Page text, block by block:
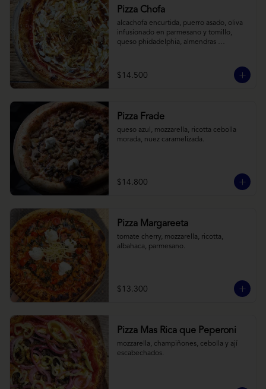
Pizza Chofa
alcachofa encurtida, puerro asado, oliva
infusionado en parmesano y tomillo,
queso phidadelphia, almendras
$14.500
Pizza Frade
queso azul, mozzarella, ricotta cebolla
morada, nuez caramelizada.
$14.800
Pizza Margareeta
tomate cherry, mozzarella, ricotta,
albahaca, parmesano.
$13.300
Pizza Mas Rica que Peperoni
mozzarella, champiñones, cebolla y ají
escabechados.